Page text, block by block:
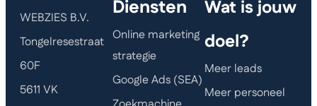
WEBZIES B.V.
Tongelresestraat
60F
5611 VK
Diensten
Online marketing
strategie
Google Ads (SEA)
Wat is jouw
doel?
Meer leads
Meer personeel